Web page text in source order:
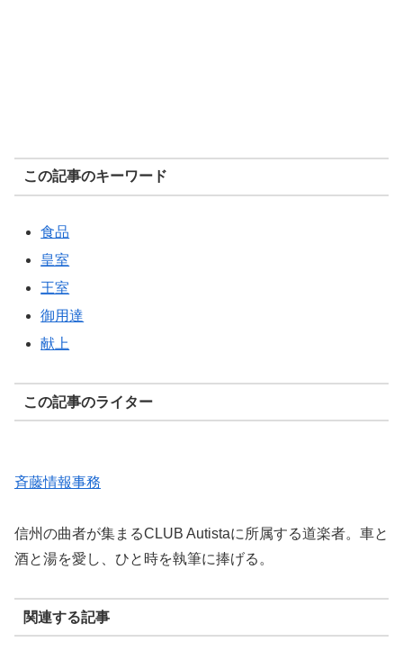
この記事のキーワード
食品
皇室
王室
御用達
献上
この記事のライター
斉藤情報事務
信州の曲者が集まるCLUB Autistaに所属する道楽者。車と
酒と湯を愛し、ひと時を執筆に捧げる。
関連する記事